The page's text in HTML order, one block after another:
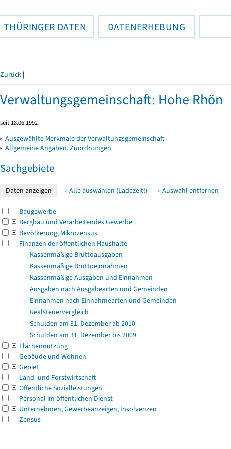
THÜRINGER DATEN DATENERHEBUNG
Zurück |
Verwaltungsgemeinschaft: Hohe Rhön
seit 18.06.1992
▸ Ausgewählte Merkmale der Verwaltungsgemeinschaft
▸ Allgemeine Angaben, Zuordnungen
Sachgebiete
» Alle auswählen (Ladezeit!) » Auswahl entfernen
Baugewerbe
Bergbau und Verarbeitendes Gewerbe
Bevölkerung, Mikrozensus
Finanzen der öffentlichen Haushalte
Kassenmäßige Bruttoausgaben
Kassenmäßige Bruttoeinnahmen
Kassenmäßige Ausgaben und Einnahmen
Ausgaben nach Ausgabearten und Gemeinden
Einnahmen nach Einnahmearten und Gemeinden
Realsteuervergleich
Schulden am 31. Dezember ab 2010
Schulden am 31. Dezember bis 2009
Flächennutzung
Gebäude und Wohnen
Gebiet
Land- und Forstwirtschaft
Öffentliche Sozialleistungen
Personal im öffentlichen Dienst
Unternehmen, Gewerbeanzeigen, Insolvenzen
Zensus